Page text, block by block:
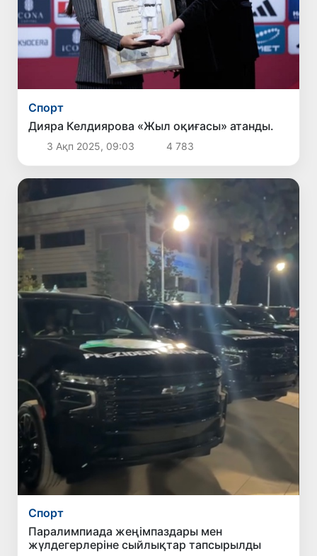
Спорт
Дияра Келдиярова «Жыл оқиғасы» атанды.
3 Ақп 2025, 09:03 4 783
Спорт
Паралимпиада жеңімпаздары мен
жүлдегерлеріне сыйлықтар тапсырылды